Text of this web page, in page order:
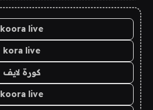
koora live
kora live
كورة لايف
koora live